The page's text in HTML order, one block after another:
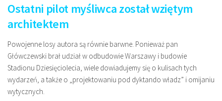
Ostatni pilot myśliwca został wziętym
architektem
Powojenne losy autora są równie barwne. Ponieważ pan
Główczewski brał udział w odbudowie Warszawy i budowie
Stadionu Dziesięciolecia, wiele dowiadujemy się o kulisach tych
wydarzeń, a także o „projektowaniu pod dyktando władz” i omijaniu
wytycznych.